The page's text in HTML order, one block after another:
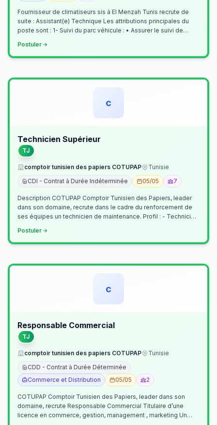
Fournisseur de climatiseurs sis à El Menzah Tunis recrute de
suite : Assistant(e) Technique Les attributions principales du
poste sont : 1- Suivi du parc véhicule : • Assurer le suivi de
Postuler
c
Technicien Supérieur
TJ
comptoir tunisien des papiers COTUPAP
Tunisie
CDI - Contrat à Durée Indéterminée
05/05 7
Description COTUPAP Comptoir Tunisien des Papiers, leader
dans son domaine, recrute dans le cadre du renforcement de
ses équipes un technicien de maintenance. Profil : - Technicien
Postuler
c
Responsable Commercial
TJ
comptoir tunisien des papiers COTUPAP
Tunisie
CDD - Contrat à Durée Déterminée
Commerce et Distribution
05/05 2
COTUPAP Comptoir Tunisien des Papiers, leader dans son
domaine, recrute Responsable Commercial Titulaire d’une
licence en commerce, gestion, management , marketing Un